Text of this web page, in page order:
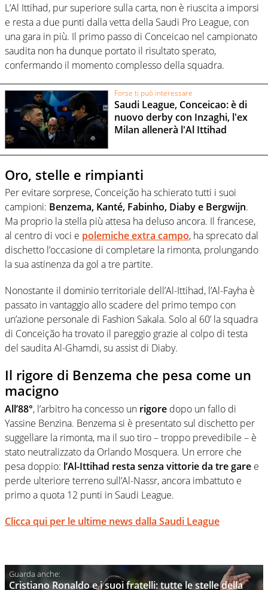
L’Al Ittihad, pur superiore sulla carta, non è riuscita a imporsi
e resta a due punti dalla vetta della Saudi Pro League, con
una gara in più. Il primo passo di Conceicao nel campionato
saudita non ha dunque portato il risultato sperato,
confermando il momento complesso della squadra.
Forse ti può interessare
Saudi League, Conceicao: è di
nuovo derby con Inzaghi, l'ex
Milan allenerà l'Al Ittihad
Oro, stelle e rimpianti
Per evitare sorprese, Conceição ha schierato tutti i suoi
campioni: Benzema, Kanté, Fabinho, Diaby e Bergwijn.
Ma proprio la stella più attesa ha deluso ancora. Il francese,
al centro di voci e polemiche extra campo, ha sprecato dal
dischetto l’occasione di completare la rimonta, prolungando
la sua astinenza da gol a tre partite.
Nonostante il dominio territoriale dell’Al-Ittihad, l’Al-Fayha è
passato in vantaggio allo scadere del primo tempo con
un’azione personale di Fashion Sakala. Solo al 60’ la squadra
di Conceição ha trovato il pareggio grazie al colpo di testa
del saudita Al-Ghamdi, su assist di Diaby.
Il rigore di Benzema che pesa come un
macigno
All’88°, l’arbitro ha concesso un rigore dopo un fallo di
Yassine Benzina. Benzema si è presentato sul dischetto per
suggellare la rimonta, ma il suo tiro – troppo prevedibile – è
stato neutralizzato da Orlando Mosquera. Un errore che
pesa doppio: l’Al-Ittihad resta senza vittorie da tre gare e
perde ulteriore terreno sull’Al-Nassr, ancora imbattuto e
primo a quota 12 punti in Saudi League.
Clicca qui per le ultime news dalla Saudi League
Cristiano Ronaldo e i suoi fratelli: tutte le stelle della